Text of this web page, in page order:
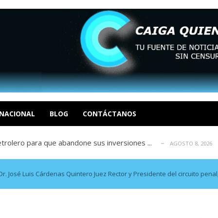
BLOG CONTÁCTANOS
Álvarez del Atlético AGOSTO 8, 2026
del astro argentino AGOSTO 8, 2026
del dolor político en Venezuela Ci...
para que abandone sus inversiones ...
espera una oferta formal AGOSTO 8, 2026
Álvarez del Atlético AGOSTO 8, 2026
del astro argentino AGOSTO 8, 2026
del dolor político en Venezuela Ci... AGOSTO 8, 2026
José Luis Cárdenas Quintero Juez Rector y Presidente del circuito